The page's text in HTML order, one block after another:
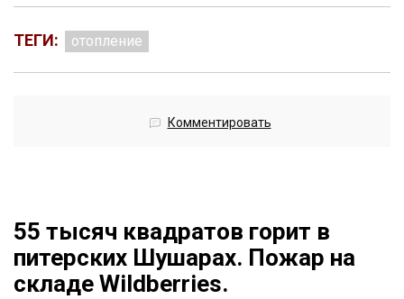
ТЕГИ: отопление
Комментировать
55 тысяч квадратов горит в
питерских Шушарах. Пожар на
складе Wildberries.